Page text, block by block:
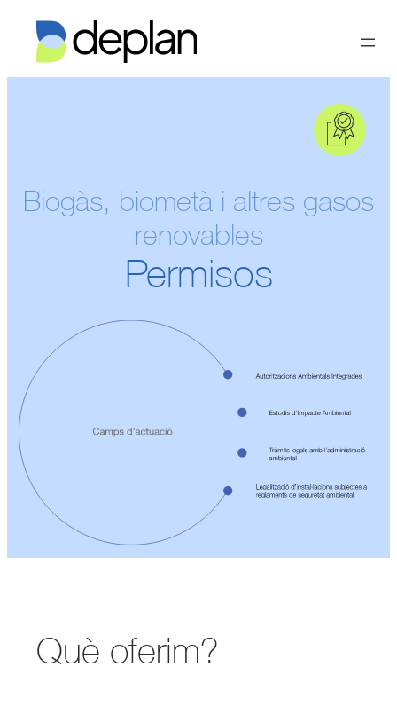
contingut
Biogàs, biometà i altres gasos
renovables
Permisos
Què oferim?